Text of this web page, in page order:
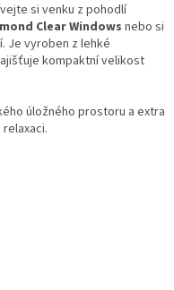
si venku z pohodlí
Clear Windows nebo si
Je vyroben z lehké
kompaktní velikost
úložného prostoru a extra